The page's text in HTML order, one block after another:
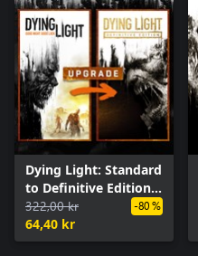
Dying Light: Standard
to Definitive Edition
Upgrade
322,00 kr
64,40 kr
-80 %